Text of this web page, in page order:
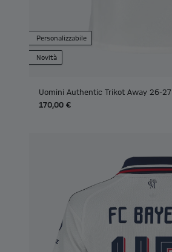
Personalizzabile
Novità
Uomini Authentic Trikot Away 26-27
170,00 €